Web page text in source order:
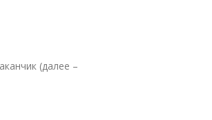
(далее –